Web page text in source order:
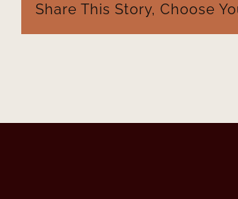
Share This Story, Choose